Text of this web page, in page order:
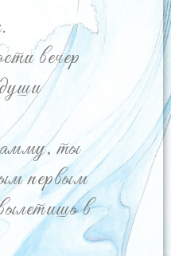
вечер
ты
первым
в